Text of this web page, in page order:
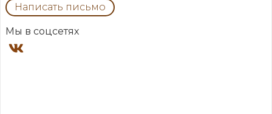
Написать письмо
Мы в соцсетях